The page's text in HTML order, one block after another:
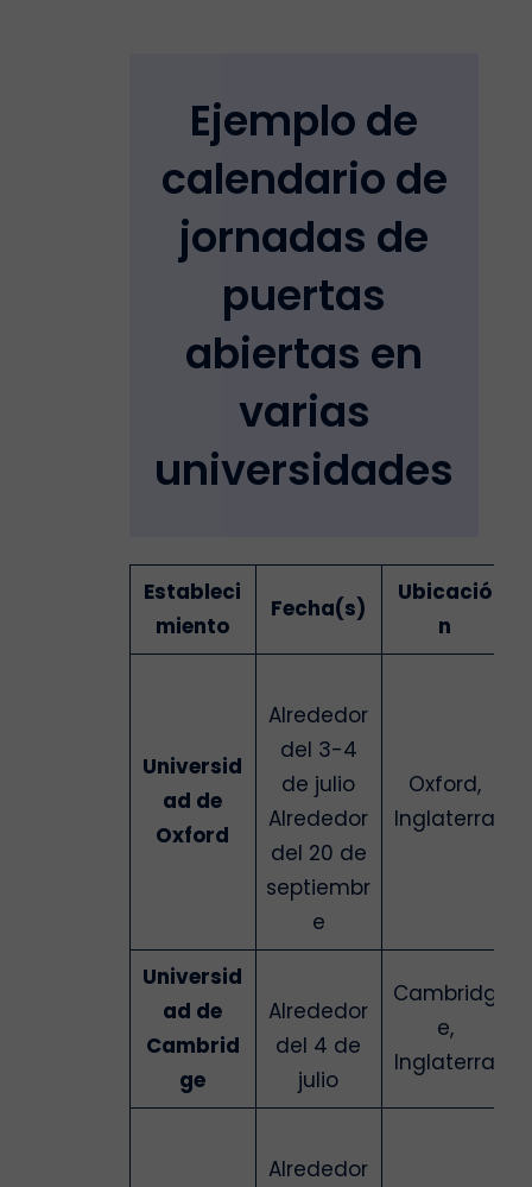
Ejemplo de
calendario de
jornadas de
puertas
abiertas en
varias
universidades
Estableci
miento
Fecha(s)
Ubicació
n
Universid
ad de
Oxford
Alrededor
del 3-4
de julio
Alrededor
del 20 de
septiembr
e
Oxford,
Inglaterra
Universid
ad de
Cambrid
ge
Alrededor
del 4 de
julio
Cambridg
e,
Inglaterra
Alrededor